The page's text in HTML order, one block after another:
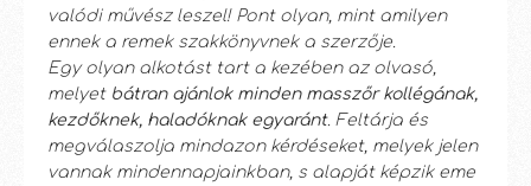
valódi művész leszel! Pont olyan, mint amilyen
ennek a remek szakkönyvnek a szerzője.
Egy olyan alkotást tart a kezében az olvasó,
melyet bátran ajánlok minden masszőr kollégának,
kezdőknek, haladóknak egyaránt. Feltárja és
megválaszolja mindazon kérdéseket, melyek jelen
vannak mindennapjainkban, s alapját képzik eme